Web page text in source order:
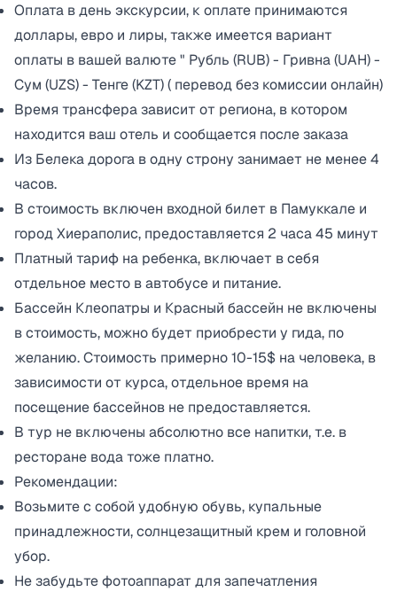
Оплата в день экскурсии, к оплате принимаются
доллары, евро и лиры, также имеется вариант
оплаты в вашей валюте " Рубль (RUB) - Гривна (UAH) -
Сум (UZS) - Тенге (KZT) ( перевод без комиссии онлайн)
Время трансфера зависит от региона, в котором
находится ваш отель и сообщается после заказа
Из Белека дорога в одну строну занимает не менее 4
часов.
В стоимость включен входной билет в Памуккале и
город Хиераполис, предоставляется 2 часа 45 минут
Платный тариф на ребенка, включает в себя
отдельное место в автобусе и питание.
Бассейн Клеопатры и Красный бассейн не включены
в стоимость, можно будет приобрести у гида, по
желанию. Стоимость примерно 10-15$ на человека, в
зависимости от курса, отдельное время на
посещение бассейнов не предоставляется.
В тур не включены абсолютно все напитки, т.е. в
ресторане вода тоже платно.
Рекомендации:
Возьмите с собой удобную обувь, купальные
принадлежности, солнцезащитный крем и головной
убор.
Не забудьте фотоаппарат для запечатления